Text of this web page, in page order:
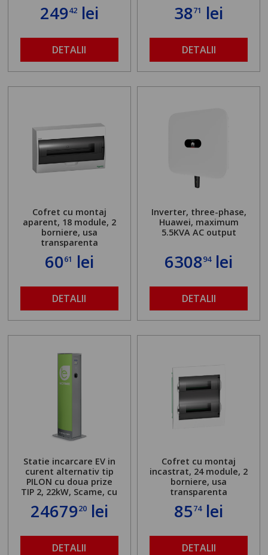
24942lei
DETALII
3871 lei
DETALII
Cofret cu montaj
aparent, 18 module, 2
borniere, usa
transparenta
6061 lei
DETALII
Inverter, three-phase,
Huawei, maximum
5.5KVA AC output
630894lei
DETALII
Statie incarcare EV in
curent alternativ tip
PILON cu doua prize
TIP 2, 22kW, Scame, cu
server local
2467920lei
DETALII
Cofret cu montaj
incastrat, 24 module, 2
borniere, usa
transparenta
8574lei
DETALII